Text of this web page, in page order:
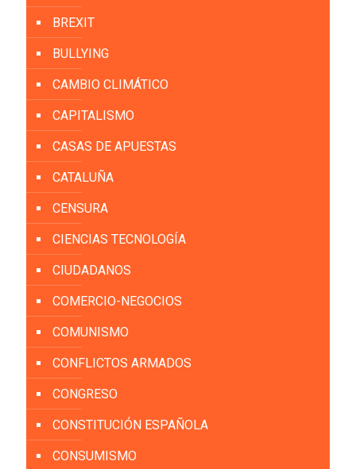
BREXIT
BULLYING
CAMBIO CLIMÁTICO
CAPITALISMO
CASAS DE APUESTAS
CATALUÑA
CENSURA
CIENCIAS TECNOLOGÍA
CIUDADANOS
COMERCIO-NEGOCIOS
COMUNISMO
CONFLICTOS ARMADOS
CONGRESO
CONSTITUCIÓN ESPAÑOLA
CONSUMISMO